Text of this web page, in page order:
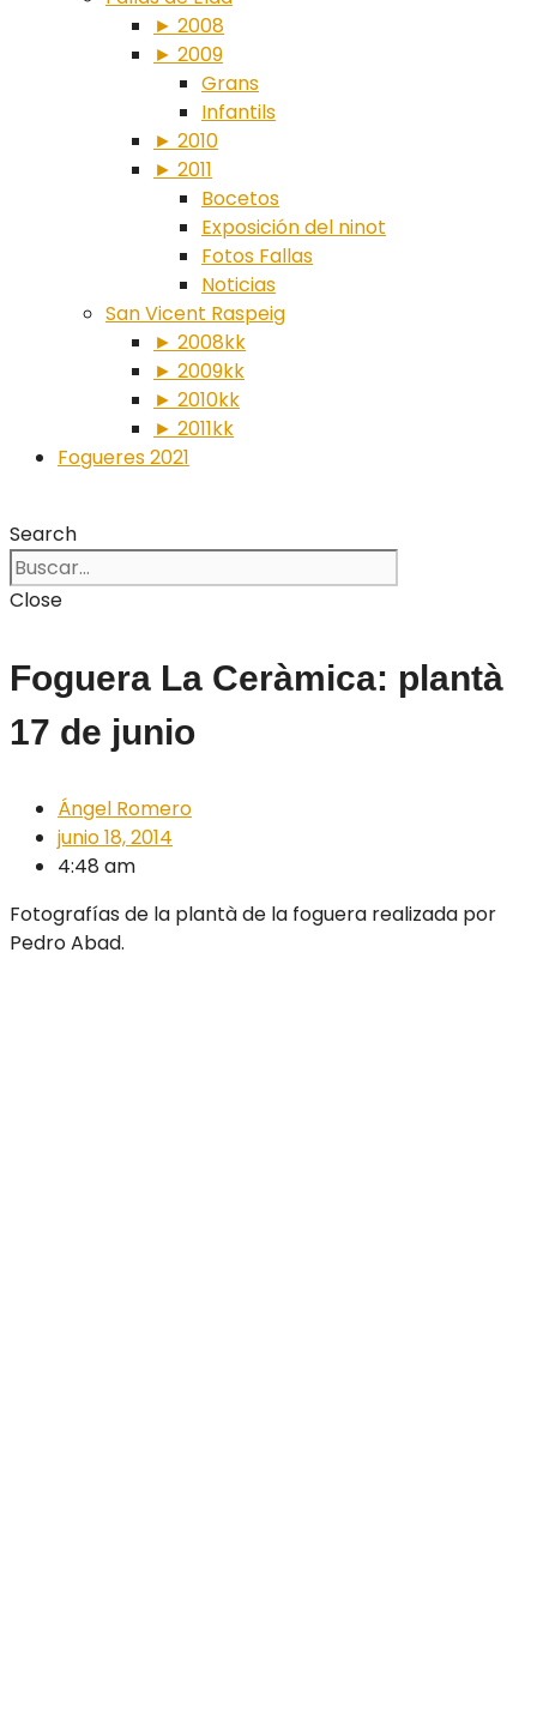
► 2008
► 2009
Grans
Infantils
► 2010
► 2011
Bocetos
Exposición del ninot
Fotos Fallas
Noticias
San Vicent Raspeig
► 2008kk
► 2009kk
► 2010kk
► 2011kk
Fogueres 2021
Search
Close
Foguera La Ceràmica: plantà
17 de junio
Ángel Romero
junio 18, 2014
4:48 am
Fotografías de la plantà de la foguera realizada por
Pedro Abad.